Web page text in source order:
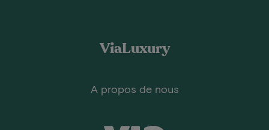
ViaLuxury
A propos de nous